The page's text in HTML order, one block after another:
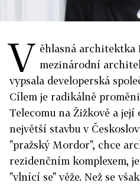
V ěhlasná architektka
mezinárodní
vypsala developerská
Cílem je radikálně
Telecomu na Žižkově a její
největší stavbu v
"pražský Mordor", chce
rezidenčním komplexem,
"vlnící se" věže. Než se